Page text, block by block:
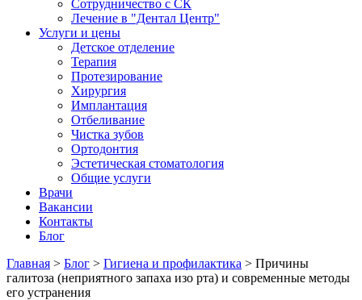
Сотрудничество с СК
Лечение в "Дентал Центр"
Услуги и цены
Детское отделение
Терапия
Протезирование
Хирургия
Имплантация
Отбеливание
Чистка зубов
Ортодонтия
Эстетическая стоматология
Общие услуги
Врачи
Вакансии
Контакты
Блог
Главная > Блог > Гигиена и профилактика > Причины
галитоза (неприятного запаха изо рта) и современные методы
его устранения